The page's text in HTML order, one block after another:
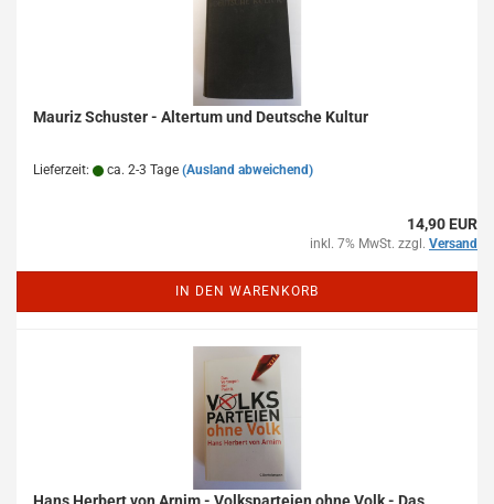
Mauriz Schuster - Altertum und Deutsche Kultur
Lieferzeit: ca. 2-3 Tage (Ausland abweichend)
14,90 EUR
inkl. 7% MwSt. zzgl. Versand
IN DEN WARENKORB